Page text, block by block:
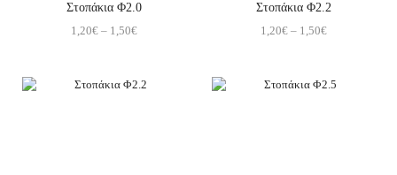
Στοπάκια Φ2.0
1,20€ – 1,50€
Στοπάκια Φ2.2
1,20€ – 1,50€